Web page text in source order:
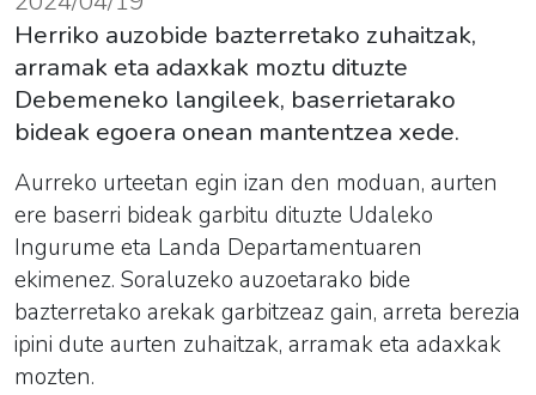
Herriko auzobide bazterretako zuhaitzak,
arramak eta adaxkak moztu dituzte
Debemeneko langileek, baserrietarako
bideak egoera onean mantentzea xede.
Aurreko urteetan egin izan den moduan, aurten
ere baserri bideak garbitu dituzte Udaleko
Ingurume eta Landa Departamentuaren
ekimenez. Soraluzeko auzoetarako bide
bazterretako arekak garbitzeaz gain, arreta berezia
ipini dute aurten zuhaitzak, arramak eta adaxkak
mozten.